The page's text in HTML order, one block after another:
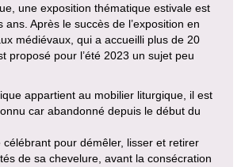
une exposition thématique estivale est
ans. Après le succès de l’exposition en
médiévaux, qui a accueilli plus de 20
proposé pour l’été 2023 un sujet peu
appartient au mobilier liturgique, il est
car abandonné depuis le début du
célébrant pour démêler, lisser et retirer
de sa chevelure, avant la consécration